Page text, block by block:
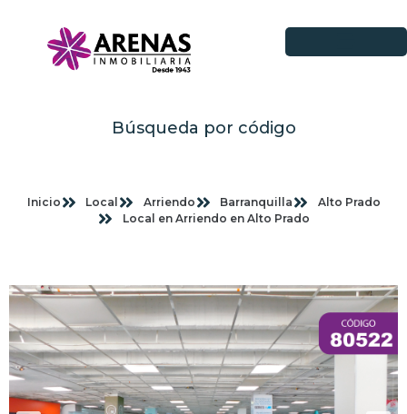
Búsqueda por código
Inicio Local Arriendo Barranquilla
Alto Prado
Local en Arriendo en Alto Prado